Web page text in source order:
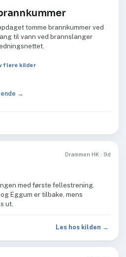
tomme brannkummer ved
til vann ved brannslanger
flere kilder
→
Drammen HK · 9d
med første fellestrening.
Eggum er tilbake, mens
ut.
Les hos kilden →